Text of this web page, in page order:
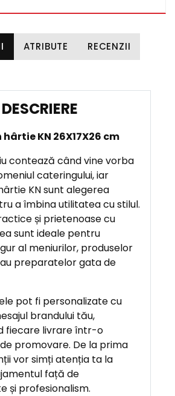
ATRIBUTE RECENZII
KN 26X17X26 cm
contează când vine vorba
cateringului, iar
KN sunt alegerea
a îmbina utilitatea cu stilul.
și prietenoase cu
sunt ideale pentru
al meniurilor, produselor
preparatelor gata de
pot fi personalizate cu
brandului tău,
fiecare livrare într-o
promovare. De la prima
vor simți atenția ta la
față de
și profesionalism.